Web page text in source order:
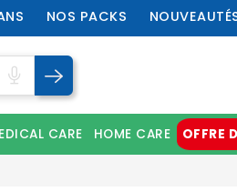
NOS PACKS
CARE HOME CARE OFFRE